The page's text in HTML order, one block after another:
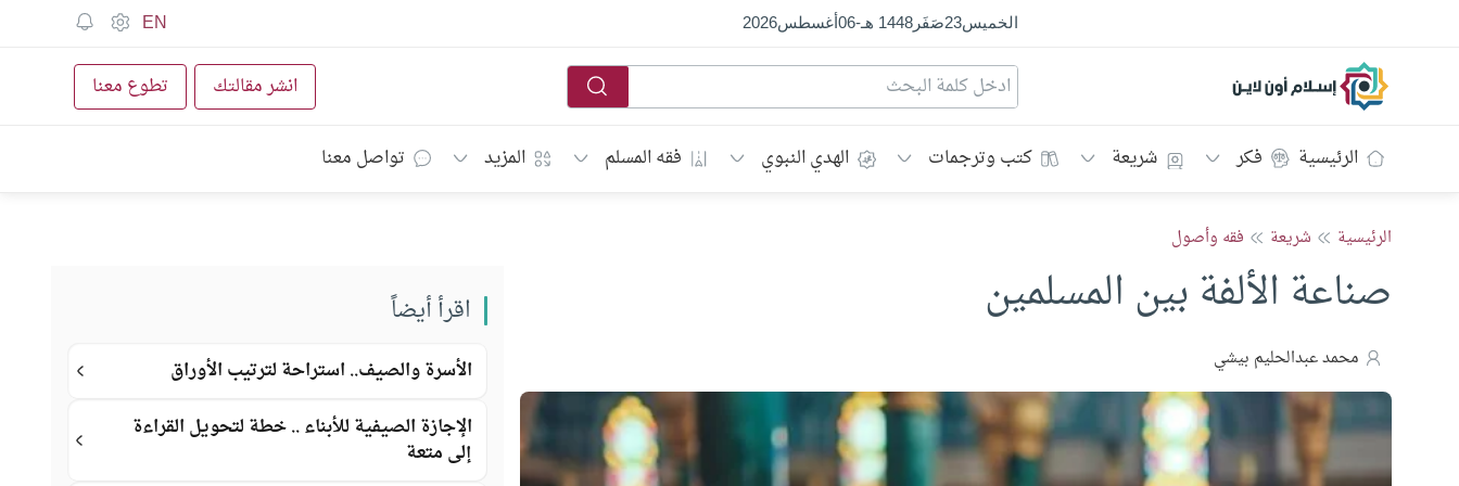
الخميس23صَفَر1448 هـ -
06أغسطس2026
EN
إسلام أون لاين انشر مقالتك تطوع معنا
الرئيسية فكر شريعة كتب وترجمات الهدي النبوي فقه المسلم المزيد تواصل معنا
الرئيسية شريعة فقه وأصول
صناعة الألفة بين المسلمين
محمد عبدالحليم بيشي
اقرأ أيضاً
الأسرة والصيف.. استراحة لترتيب الأوراق
الإجازة الصيفية للأبناء .. خطة لتحويل القراءة
إلى متعة